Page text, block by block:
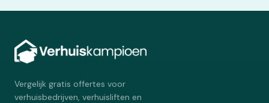
Vergelijk gratis offertes voor
verhuisbedrijven, verhuisliften en